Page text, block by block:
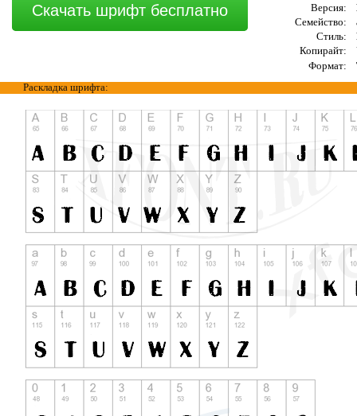
Скачать шрифт бесплатно
Версия:
Семейство:
Стиль:
Копирайт:
Формат:
Раскладка шрифта: